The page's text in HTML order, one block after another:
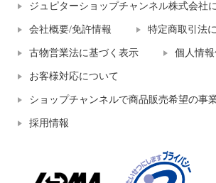
ジュピターショップチャンネル株式会社
会社概要/免許情報 特定商取引法
古物営業法に基づく表示 個人情
お客様対応について
ショップチャンネルで商品販売希望の事
採用情報